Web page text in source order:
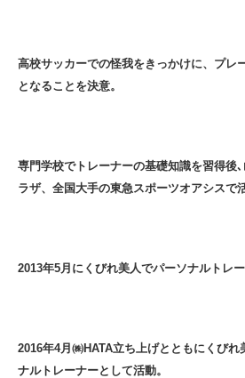
高校サッカーでの怪我をきっかけに、プレ
となることを決意。
専門学校でトレーナーの基礎知識を習得後
ラザ、全国大手の東急スポーツオアシスで活
2013年5月にくびれ美人でパーソナルトレ
2016年4月㈱HATA立ち上げとともにくび
ナルトレーナーとして活動。